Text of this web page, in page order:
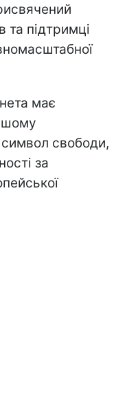
підтримці
має
символ свободи,
за